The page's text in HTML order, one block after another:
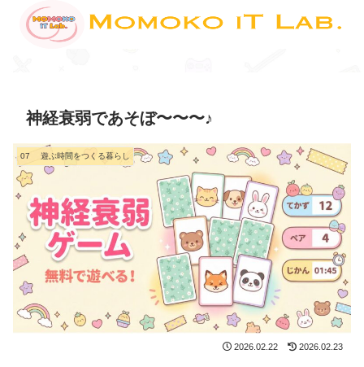
神経衰弱であそぼ〜〜〜♪
07 遊ぶ時間をつくる暮らし
2026.02.22 2026.02.23